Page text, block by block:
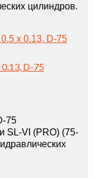
цилиндров.
0.13, D-75
75
SL-VI (PRO) (75-